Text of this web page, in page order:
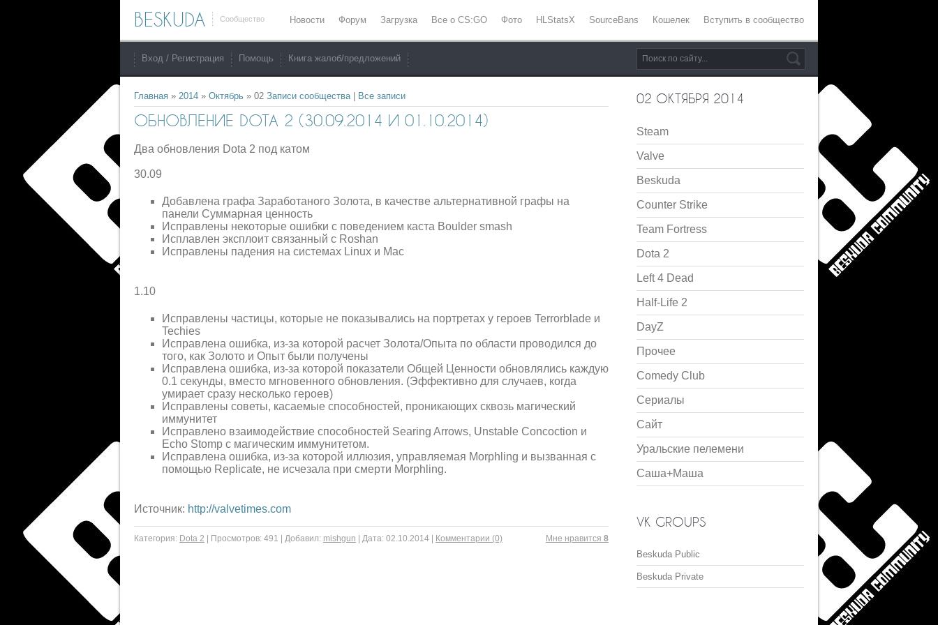
BESKUDA Сообщество Новости Форум Загрузка Все о CS:GO Фото HLStatsX SourceBans Кошелек Вступить в сообщество
Вход / Регистрация Помощь Книга жалоб/предложений
Главная » 2014 » Октябрь » 02 Записи сообщества| Все записи
ОБНОВЛЕНИЕ DOTA 2 (30.09.2014 И 01.10.2014)
Два обновления Dota 2 под катом
30.09
Добавлена графа Заработаного Золота, в качестве альтернативной графы на
панели Суммарная ценность
Исправлены некоторые ошибки с поведением каста Boulder smash
Исплавлен эксплоит связанный с Roshan
Исправлены падения на системах Linux и Mac
1.10
Исправлены частицы, которые не показывались на портретах у героев Terrorblade и
Techies
Исправлена ошибка, из-за которой расчет Золота/Опыта по области проводился до
того, как Золото и Опыт были получены
Исправлена ошибка, из-за которой показатели Общей Ценности обновлялись каждую
0.1 секунды, вместо мгновенного обновления. (Эффективно для случаев, когда
умирает сразу несколько героев)
Исправлены советы, касаемые способностей, проникающих сквозь магический
иммунитет
Исправлено взаимодействие способностей Searing Arrows, Unstable Concoction и
Echo Stomp с магическим иммунитетом.
Исправлена ошибка, из-за которой иллюзия, управляемая Morphling и вызванная с
помощью Replicate, не исчезала при смерти Morphling.
Источник: http://valvetimes.com
Mне нравится 8
Категория: Dota 2 Просмотров: 491 Добавил: mishgun Дата: 02.10.2014 Комментарии (0)
02 ОКТЯБРЯ 2014
Steam
Valve
Beskuda
Counter Strike
Team Fortress
Dota 2
Left 4 Dead
Half-Life 2
DayZ
Прочее
Comedy Club
Сериалы
Сайт
Уральские пелемени
Саша+Маша
VK GROUPS
Beskuda Public
Beskuda Private